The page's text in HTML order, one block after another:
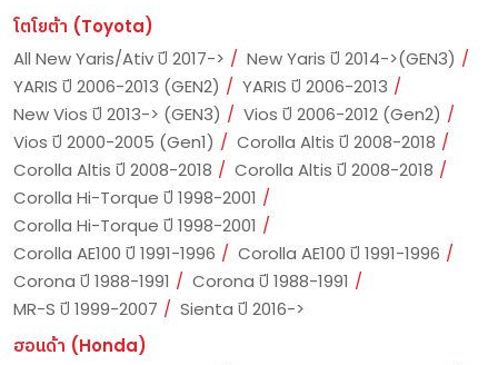
โตโยต้า (Toyota)
All New Yaris/Ativ ปี 2017->
New Yaris ปี 2014->(GEN3)
YARIS ปี 2006-2013 (GEN2)
YARIS ปี 2006-2013
New Vios ปี 2013-> (GEN3)
Vios ปี 2006-2012 (Gen2)
Vios ปี 2000-2005 (Gen1)
Corolla Altis ปี 2008-2018
Corolla Altis ปี 2008-2018
Corolla Altis ปี 2008-2018
Corolla Hi-Torque ปี 1998-2001
Corolla Hi-Torque ปี 1998-2001
Corolla AE100 ปี 1991-1996
Corolla AE100 ปี 1991-1996
Corona ปี 1988-1991
Corona ปี 1988-1991
MR-S ปี 1999-2007
Sienta ปี 2016->
ฮอนด้า (Honda)